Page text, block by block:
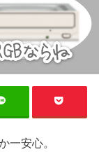
一安心。